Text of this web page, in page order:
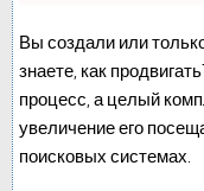
Вы создали или
знаете, как
процесс, а целый
увеличение его
поисковых системах.